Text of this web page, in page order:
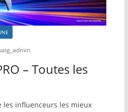
– Toutes les
les influenceurs les mieux